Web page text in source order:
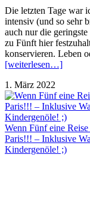
Die letzten Tage war
intensiv (und so sehr
auch nur die
zu Fünft hier
konservieren. Leben
[weiterlesen…]
1. März 2022
Wenn Fünf eine
Paris!!! – Inklusive
Kindergenöle! ;)